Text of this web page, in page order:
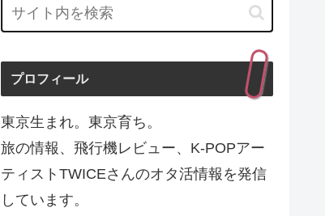
プロフィール
東京生まれ。東京育ち。
旅の情報、飛行機レビュー、K-POPアー
ティストTWICEさんのオタ活情報を発信
しています。